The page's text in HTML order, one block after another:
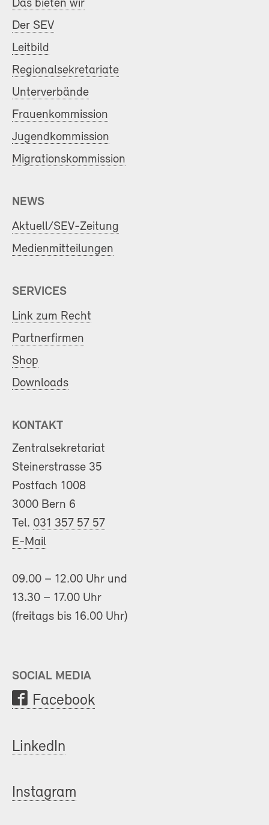
Das bieten wir
Der SEV
Leitbild
Regionalsekretariate
Unterverbände
Frauenkommission
Jugendkommission
Migrationskommission
NEWS
Aktuell/SEV-Zeitung
Medienmitteilungen
SERVICES
Link zum Recht
Partnerfirmen
Shop
Downloads
KONTAKT
Zentralsekretariat
Steinerstrasse 35
Postfach 1008
3000 Bern 6
Tel. 031 357 57 57
E-Mail
09.00 – 12.00 Uhr und
13.30 – 17.00 Uhr
(freitags bis 16.00 Uhr)
SOCIAL MEDIA
Facebook
LinkedIn
Instagram